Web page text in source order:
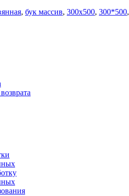
, бук массив, 300х500, 300*500,